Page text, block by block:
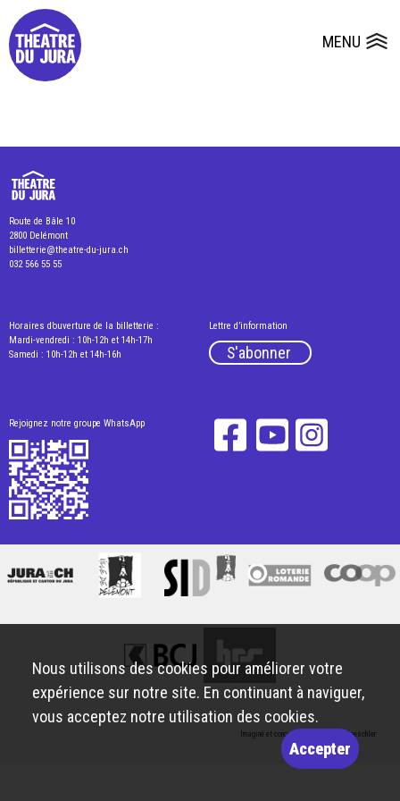
MENU
Presse
Salles
Dépôts de dossiers
Route de Bâle 10
2800 Delémont
billetterie@theatre-du-jura.ch
032 566 55 55
Horaires d’ouverture de la billetterie :
Mardi-vendredi : 10h-12h et 14h-17h
Samedi : 10h-12h et 14h-16h
Lettre d’information
S'abonner
Rejoignez notre groupe WhatsApp
Imaginé et conçu par Giorgianni & Moeschler
Nous utilisons des cookies pour améliorer votre
expérience sur notre site. En continuant à naviguer,
vous acceptez notre utilisation des cookies.
Accepter